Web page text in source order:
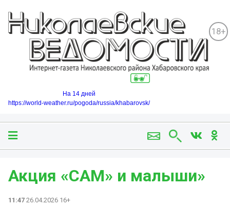
18+
На 14 дней
https://world-weather.ru/pogoda/russia/khabarovsk/
Акция «САМ» и малыши»
11:47 26.04.2026 16+